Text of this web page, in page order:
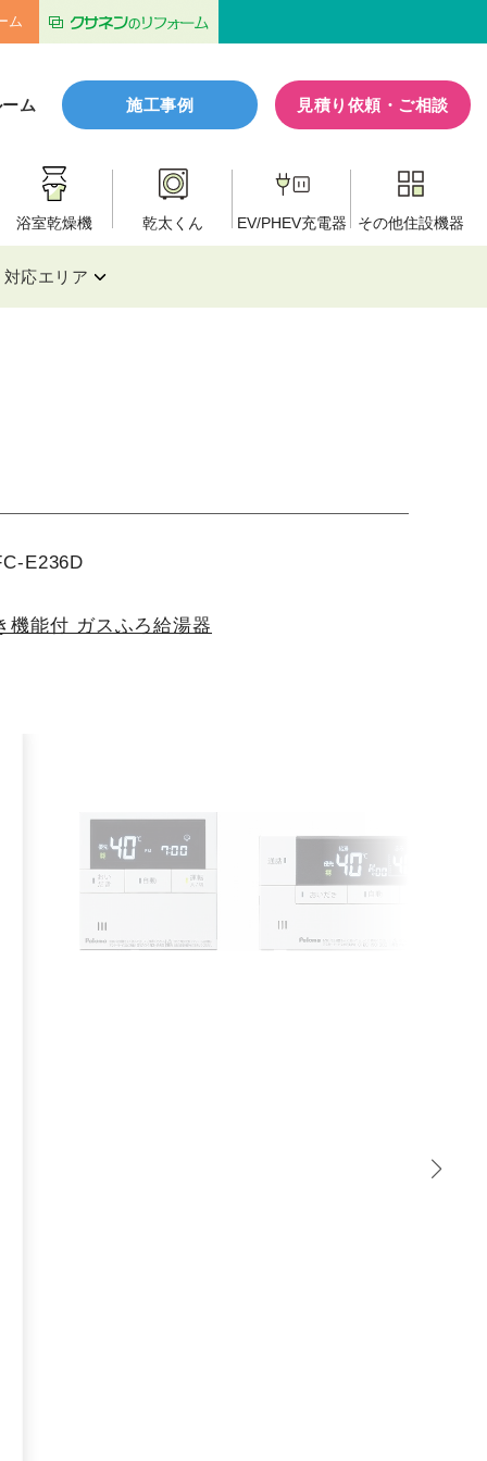
ム
ム 施工事例 見積り依頼・ご相談
浴室乾燥機 乾太くん EV/PHEV充電器 その他住設機器
対応エリア
E236D
機能付 ガスふろ給湯器